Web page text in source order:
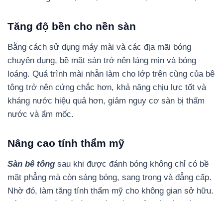
Tăng độ bền cho nền sàn
Bằng cách sử dụng máy mài và các địa mãi bóng
chuyên dụng, bề mặt sàn trở nên láng mịn và bóng
loáng. Quá trình mài nhẵn làm cho lớp trên cùng của bê
tông trở nên cứng chắc hơn, khả năng chịu lực tốt và
kháng nước hiệu quả hơn, giảm nguy cơ sàn bị thấm
nước và ẩm mốc.
Nâng cao tính thẩm mỹ
Sàn bê tông sau khi được đánh bóng không chỉ có bề
mặt phẳng mà còn sáng bóng, sang trọng và đẳng cấp.
Nhờ đó, làm tăng tính thẩm mỹ cho không gian sở hữu.